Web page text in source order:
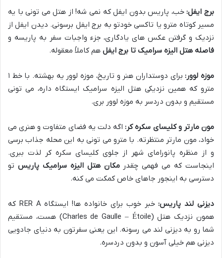
برج ایفل:خب، پاریس بدون ایفل که نمی شه! از هتل می تونی با یه
مسیر کوتاه مترو یا تاکسی خودتو به برج ایفل برسونی. دیدن ایفل از
نزدیک و گرفتن عکس های یادگاری، جزء واجبات سفر به پاریسه و
فاصله هتل الیزه سرامیک تا برج ایفل هم کاملاً معقوله.
موزه لوور:
برای دوستداران هنر و تاریخ، موزه لوور یه بهشته. با خط ۱
مترو که همین نزدیکی هتل الیزه سرامیک ایستگاه داره، می تونی
مستقیم و بدون دردسر به موزه لوور بری.
مون مارتر و کلیسای سکره کر:اگه دلت یه فضای متفاوت و هنری می
خواد، مون مارتر منتظرته. با مترو می تونی به این محله جذاب برسی
و از منظره پانورامای شهر از جلوی کلیسای سکره کر لذت ببری.
اینجاست که می فهمی چقدرمکان هتل الیزه سرامیک پاریس تو
دسترسی به اینجور جاهای خاص کمکت می کنه.
دیزنی لند پاریس:
خبر خوب برای خانواده ها! ایستگاه RER A که
همون نزدیک هتل (Charles de Gaulle – Étoile) هست، مستقیم
شما رو به دیزنی لند می رسونه. این یعنی سفرتون به دنیای جادویی
دیزنی هم خیلی آسون و بدون دردسره.